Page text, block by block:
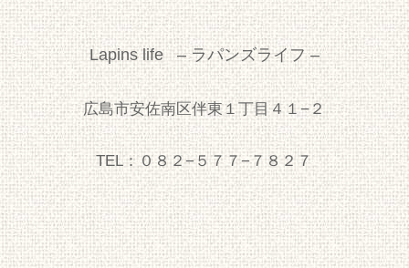
Lapins life – ラパンズライフ –
広島市安佐南区伴東１丁目４１−２
TEL：０８２−５７７−７８２７